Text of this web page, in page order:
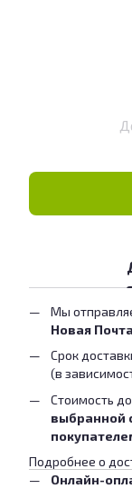
Мы
Новая Почта
Срок
(в
Стоимость
выбранной
Подробнее о
Онлайн-